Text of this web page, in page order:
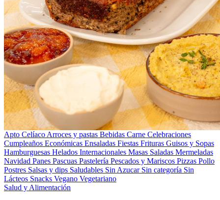
Apto Celíaco Arroces y pastas Bebidas Carne Celebraciones
Cumpleaños Económicas Ensaladas Fiestas Frituras Guisos y Sopas
Hamburguesas Helados Internacionales Masas Saladas Mermeladas
Navidad Panes Pascuas Pastelería Pescados y Mariscos Pizzas Pollo
Postres Salsas y dips Saludables Sin Azucar Sin categoría Sin
Lácteos Snacks Vegano Vegetariano
Salud y Alimentación